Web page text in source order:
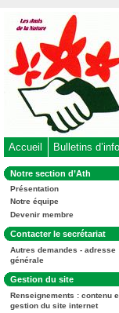
au
contenu
-
Aller
au
menu
-
à
la
recherche
Accueil Bulletins
Dans
la
rubrique
:
Notre section d’Ath
Présentation
Notre équipe
Devenir membre
Dans
la
rubrique
:
Contacter le secrétariat
Autres demandes - adresse
générale
Dans
la
rubrique
:
Gestion du site
Renseignements : contenu
gestion du site internet